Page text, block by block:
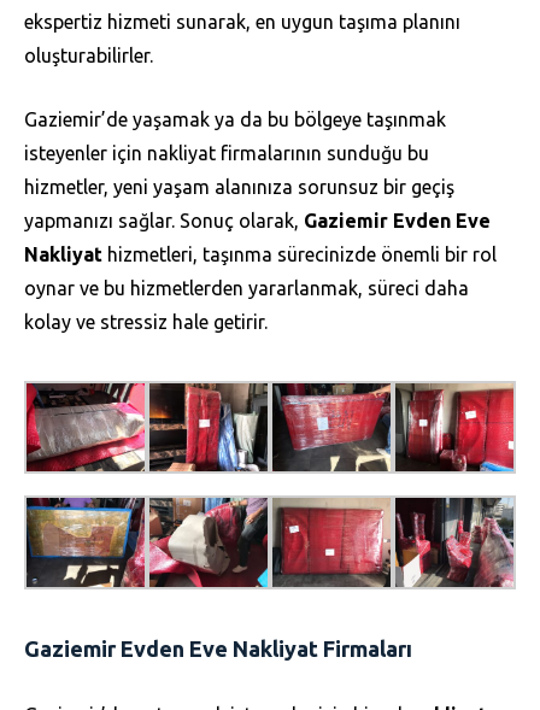
ekspertiz hizmeti sunarak, en uygun taşıma planını
oluşturabilirler.
Gaziemir’de yaşamak ya da bu bölgeye taşınmak
isteyenler için nakliyat firmalarının sunduğu bu
hizmetler, yeni yaşam alanınıza sorunsuz bir geçiş
yapmanızı sağlar. Sonuç olarak, Gaziemir Evden Eve
Nakliyat hizmetleri, taşınma sürecinizde önemli bir rol
oynar ve bu hizmetlerden yararlanmak, süreci daha
kolay ve stressiz hale getirir.
Gaziemir Evden Eve Nakliyat Firmaları